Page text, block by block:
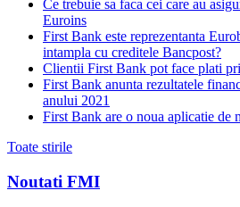
Ce trebuie sa faca cei care au
Euroins
First Bank este reprezentanta
intampla cu creditele Bancpost?
Clientii First Bank pot face plati
First Bank anunta rezultatele
anului 2021
First Bank are o noua aplicatie de
Toate stirile
Noutati FMI